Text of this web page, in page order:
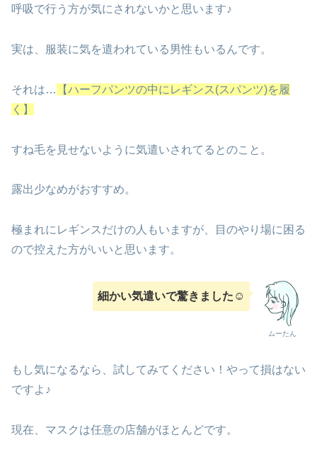
呼吸で行う方が気にされないかと思います♪
実は、服装に気を遣われている男性もいるんです。
それは…
【ハーフパンツの中にレギンス(スパンツ)を履
く】
すね毛を見せないように気遣いされてるとのこと。
露出少なめがおすすめ。
極まれにレギンスだけの人もいますが、目のやり場に困る
ので控えた方がいいと思います。
ムーたん
細かい気遣いで驚きました☺︎
もし気になるなら、試してみてください！やって損はない
ですよ♪
現在、マスクは任意の店舗がほとんどです。